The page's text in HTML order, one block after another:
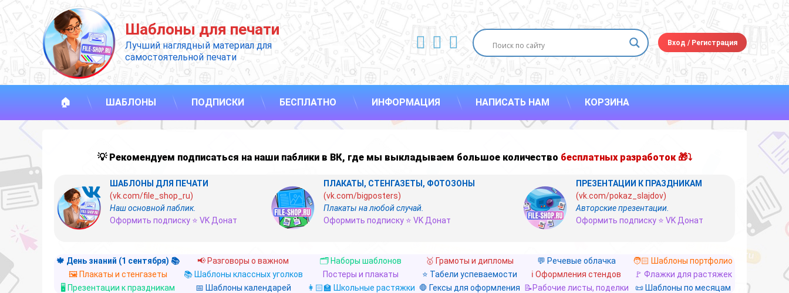
Перейти
к
содержимому
Шаблоны для печати
Лучший наглядный материал для
самостоятельной печати
ВКонтакте
YouTube
E-mail Вход /Регистрация
🏠 ШАБЛОНЫ ПОДПИСКИ БЕСПЛАТНО ИНФОРМАЦИЯ НАПИСАТЬ НАМ КОРЗИНА
💡 Рекомендуем подписаться на наши паблики в ВК, где мы выкладываем большое количество бесплатных разработок 🎁⤵
ШАБЛОНЫ ДЛЯ ПЕЧАТИ
(vk.com/file_shop_ru)
Наш основной паблик.
Оформить подписку ⭐ VK Донат
ПЛАКАТЫ, СТЕНГАЗЕТЫ, ФОТОЗОНЫ
(vk.com/bigposters)
Плакаты на любой случай.
Оформить подписку ⭐ VK Донат
ПРЕЗЕНТАЦИИ К ПРАЗДНИКАМ
(vk.com/pokaz_slajdov)
Авторские презентации.
Оформить подписку ⭐ VK Донат
🍁 День знаний (1 сентября) 📚 📢 Разговоры о важном 🗂️ Наборы шаблонов 🥇 Грамоты и дипломы 💬 Речевые облачка
🧑🏻 Шаблоны портфолио
🖼️ Плакаты и стенгазеты
📚 Шаблоны классных уголков Постеры и плакаты ⭐ Табели успеваемости ℹ️ Оформления стендов
🚩 Флажки для растяжек
🖥️ Презентации к праздникам
📅 Шаблоны календарей 👩🏻‍🏫 Школьные растяжки 🛑 Гексы для оформления 📝Рабочие листы, поделки 📜 Шаблоны по месяцам